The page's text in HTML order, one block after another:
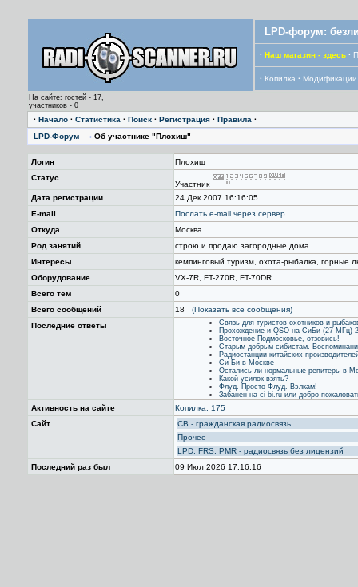
LPD-форум:
· Наш магазин - здесь ·
· Копилка · Модификации
На сайте: гостей - 17,
участников - 0
· Начало · Статистика · Поиск · Регистрация · Правила ·
LPD-Форум —› Об участнике "Плохиш"
Логин
Плохиш
Статус
Участник
Дата регистрации
24 Дек 2007 16:16:05
E-mail
Послать е-mail через сервер
Откуда
Москва
Род занятий
строю и продаю загородные дома
Интересы
кемпинговый туризм, охота-рыбалка, горные
Оборудование
VX-7R, FT-270R, FT-70DR
Всего тем
0
Всего сообщений
18
(Показать все сообщения)
Последние ответы
Связь для туристов охотников и
Прохождение и QSO на СиБи (27 МГц)
Восточное Подмосковье, отзовись!
Старым добрым сибистам.
Радиостанции китайских
Си-Би в Москве
Остались ли нормальные репитеры в
Какой усилок взять?
Флуд. Просто Флуд. Вэлкам!
Забанен на ci-bi.ru или добро
Активность на сайте
Копилка: 175
Сайт
CB - гражданская радиосвязь
Прочее
LPD, FRS, PMR - радиосвязь без лицензий
Последний раз был
09 Июл 2026 17:16:16